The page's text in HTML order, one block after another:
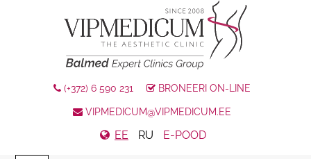
(+372) 6 590 231 BRONEERI ON-LINE
VIPMEDICUM@VIPMEDICUM.EE
EE RU E-POOD